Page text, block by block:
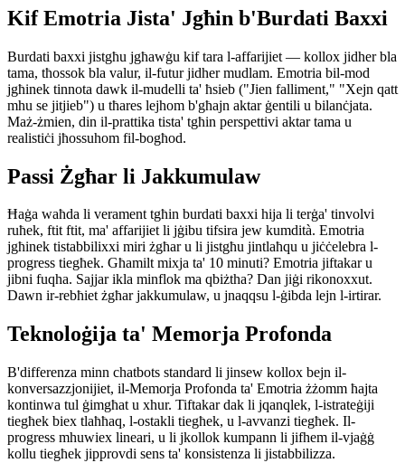
Kif Emotria Jista' Jgħin b'Burdati Baxxi
Burdati baxxi jistgħu jgħawġu kif tara l-affarijiet — kollox jidher bla
tama, tħossok bla valur, il-futur jidher mudlam. Emotria bil-mod
jgħinek tinnota dawk il-mudelli ta' ħsieb ("Jien falliment," "Xejn qatt
mhu se jitjieb") u tħares lejhom b'għajn aktar ġentili u bilanċjata.
Maż-żmien, din il-prattika tista' tgħin perspettivi aktar tama u
realistiċi jħossuhom fil-bogħod.
Passi Żgħar li Jakkumulaw
Ħaġa waħda li verament tgħin burdati baxxi hija li terġa' tinvolvi
ruħek, ftit ftit, ma' affarijiet li jġibu tifsira jew kumdità. Emotria
jgħinek tistabbilixxi miri żgħar u li jistgħu jintlaħqu u jiċċelebra l-
progress tiegħek. Għamilt mixja ta' 10 minuti? Emotria jiftakar u
jibni fuqha. Sajjar ikla minflok ma qbiżtha? Dan jiġi rikonoxxut.
Dawn ir-rebħiet żgħar jakkumulaw, u jnaqqsu l-ġibda lejn l-irtirar.
Teknoloġija ta' Memorja Profonda
B'differenza minn chatbots standard li jinsew kollox bejn il-
konversazzjonijiet, il-Memorja Profonda ta' Emotria żżomm ħajta
kontinwa tul ġimgħat u xhur. Tiftakar dak li jqanqlek, l-istrateġiji
tiegħek biex tlaħħaq, l-ostakli tiegħek, u l-avvanzi tiegħek. Il-
progress mhuwiex lineari, u li jkollok kumpann li jifhem il-vjaġġ
kollu tiegħek jipprovdi sens ta' konsistenza li jistabbilizza.